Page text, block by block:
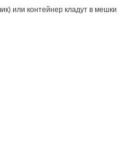
или контейнер кладут в мешки